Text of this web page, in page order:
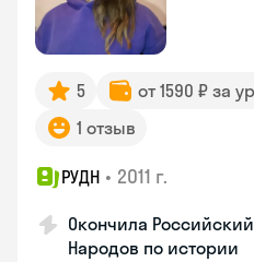
5 от 1590 ₽ за
1 отзыв
РУДН • 2011 г.
Окончила
Народов по истории